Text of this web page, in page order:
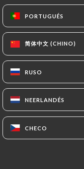
PORTUGUÉS
简体中文 (CHINO)
RUSO
NEERLANDÉS
CHECO
PORTUGUÉS
简体中文 (CHINO)
RUSO
NEERLANDÉS
CHECO